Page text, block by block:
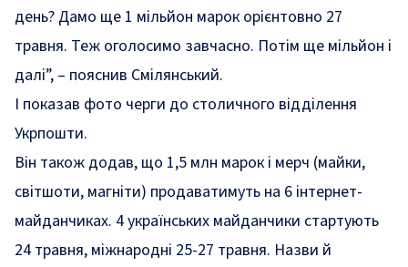
день? Дамо ще 1 мільйон марок орієнтовно 27
травня. Теж оголосимо завчасно. Потім ще мільйон і
далі”, – пояснив Смілянський.
І показав фото черги до столичного відділення
Укрпошти.
Він також додав, що 1,5 млн марок і мерч (майки,
світшоти, магніти) продаватимуть на 6 інтернет-
майданчиках. 4 українських майданчики стартують
24 травня, міжнародні 25-27 травня. Назви й